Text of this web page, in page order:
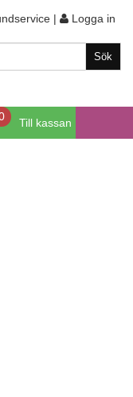
| Logga in
Till kassan